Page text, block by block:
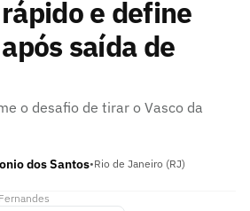
e define
saída de
o desafio de tirar o Vasco da
dos Santos•Rio de Janeiro (RJ)